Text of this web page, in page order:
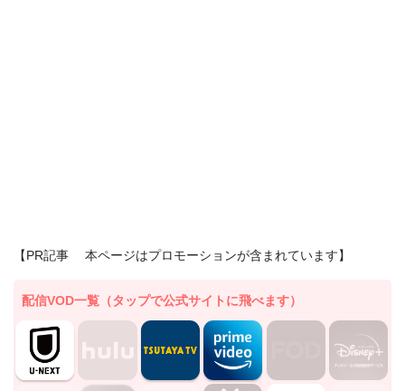
【PR記事 本ページはプロモーションが含まれています】
配信VOD一覧（タップで公式サイトに飛べます）